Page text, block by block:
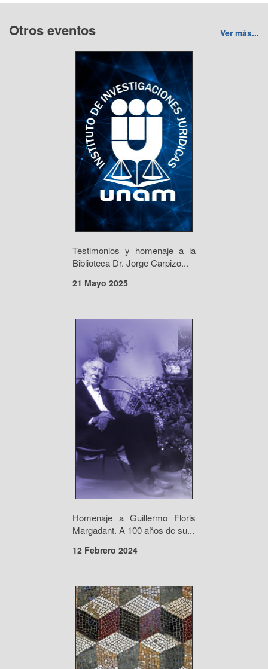
Otros eventos Ver más...
Testimonios y homenaje a la
Biblioteca Dr. Jorge Carpizo...
21 Mayo 2025
Homenaje a Guillermo Floris
Margadant. A 100 años de su...
12 Febrero 2024